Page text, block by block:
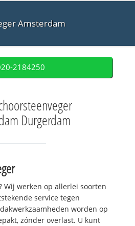
Amsterdam
2184250
Durgerdam
Wij werken op allerlei soorten
service tegen
worden op
zónder overlast. U kunt